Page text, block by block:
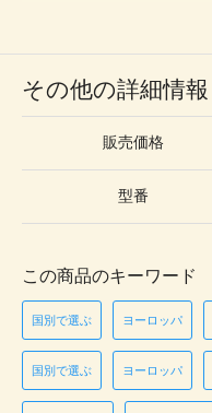
その他の詳細情報
販売価格
型番
この商品のキーワード
国別で選ぶ ヨーロッパ
国別で選ぶ ヨーロッパ